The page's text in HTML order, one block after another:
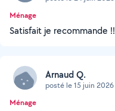
Ménage
Satisfait je recommande !!
Arnaud Q.
posté le 15 juin 2026
Ménage